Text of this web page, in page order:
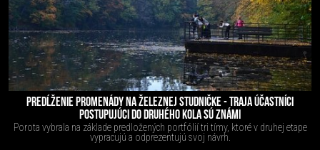
PREDĹŽENIE PROMENÁDY NA ŽELEZNEJ STUDNIČKE - TRAJA ÚČASTNÍCI
POSTUPUJÚCI DO DRUHÉHO KOLA SÚ ZNÁMI
Porota vybrala na základe predložených portfólií tri tímy, ktoré v druhej etape
vypracujú a odprezentujú svoj návrh.